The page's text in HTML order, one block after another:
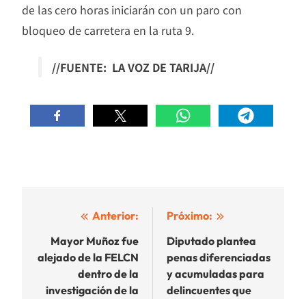
de las cero horas iniciarán con un paro con
bloqueo de carretera en la ruta 9.
//FUENTE: LA VOZ DE TARIJA//
Navegación
de
entradas
Anterior:
Mayor Muñoz fue
alejado de la FELCN
dentro de la
investigación de la
Próximo:
Diputado plantea
penas diferenciadas
y acumuladas para
delincuentes que